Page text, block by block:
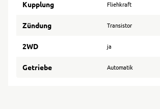
Kupplung Fliehkraft
Zündung Transistor
2WD ja
Getriebe Automatik